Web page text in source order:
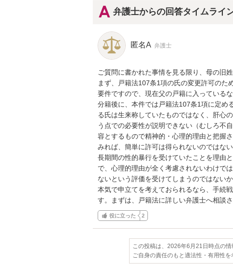
弁護士からの回答タイムライ
匿名A 弁護士
ご質問に書かれた事情を見る限り、母の旧
まず、戸籍法107条1項の氏の変更許可の
要件ですので、現在父の戸籍に入っている
分籍後に、本件では戸籍法107条1項に定め
る氏は生来称していたものではなく、肝心
う点での必要性が説明できない（むしろ不
容とするもので精神的・心理的理由と把握
みれば、簡単に許可は得られないのではな
長期間の性的暴行を受けていたことを理由
で、心理的理由が全く考慮されないわけで
ないという評価を受けてしまうのではないか
本気で申立てを考えておられるなら、手続
す。まずは、戸籍法に詳しい弁護士へ相談
役に立った 2
この投稿は、2026年6月21日時点の情
ご自身の責任のもと適法性・有用性